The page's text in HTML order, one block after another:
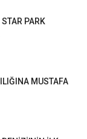
PARK
MUSTAFA